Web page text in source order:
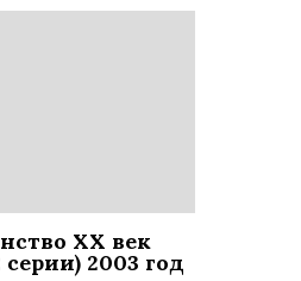
ХХ век
2003 год